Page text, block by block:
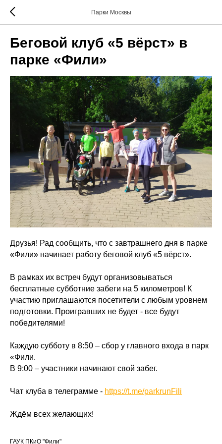
Парки Москвы
Беговой клуб «5 вёрст» в
парке «Фили»
Друзья! Рад сообщить, что с завтрашнего дня в парке
«Фили» начинает работу беговой клуб «5 вёрст».
В рамках их встреч будут организовываться
бесплатные субботние забеги на 5 километров! К
участию приглашаются посетители с любым уровнем
подготовки. Проигравших не будет - все будут
победителями!
Каждую субботу в 8:50 – сбор у главного входа в парк
«Фили.
В 9:00 – участники начинают свой забег.
Чат клуба в телеграмме - https://t.me/parkrunFili
Ждём всех желающих!
ГАУК ПКиО "Фили"